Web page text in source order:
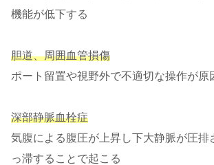
機能が低下する
胆道、周囲血管損傷
ポート留置や視野外で不適切な操作が原
深部静脈血栓症
気腹による腹圧が上昇し下大静脈が圧排
っ滞することで起こる